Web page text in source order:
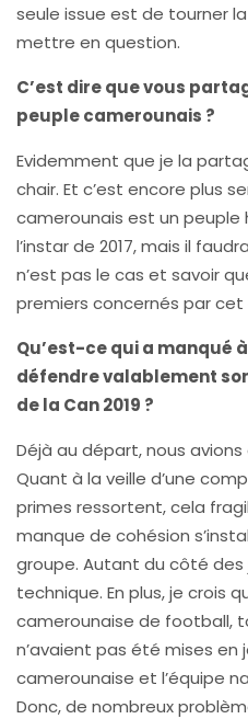
seule issue est de tourner
mettre en question.
C’est dire que vous
peuple camerounais ?
Evidemment que je la
chair. Et c’est encore plus
camerounais est un peuple
l’instar de 2017, mais il
n’est pas le cas et savoir
premiers concernés par cet
Qu’est-ce qui a manqué
défendre valablement
de la Can 2019 ?
Déjà au départ, nous
Quant à la veille d’une
primes ressortent, cela
manque de cohésion
groupe. Autant du côté
technique. En plus, je crois
camerounaise de football,
n’avaient pas été mises
camerounaise et l’équipe
Donc, de nombreux